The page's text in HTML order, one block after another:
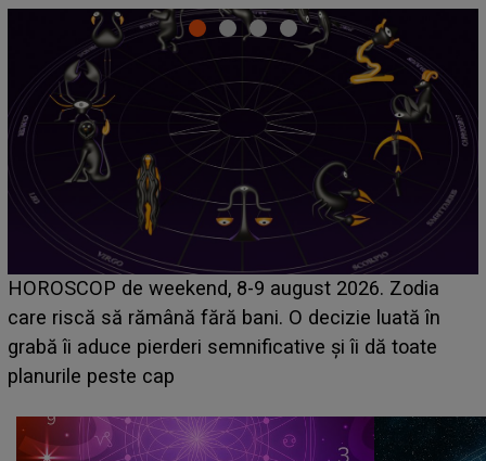
Emanuel a ținut ACEST DETALIU ASCUNS până
acum! În fața Alexandrei, concurentul din Casa Iubirii
face o MĂRTURISIRE NEAȘTEPTATĂ despre mama
sa: "I-am spus și ei în față, eu nu te iubesc pentru